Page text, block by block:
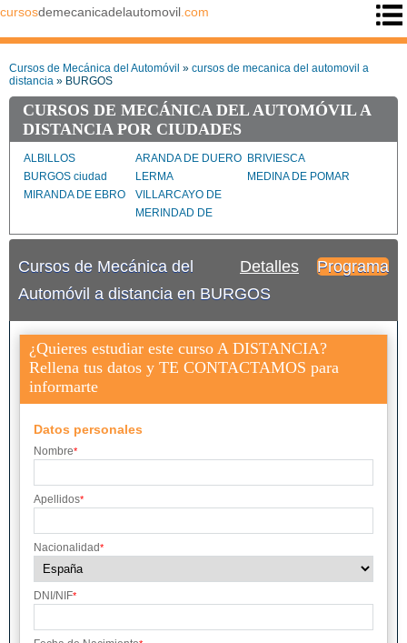
cursosdemecanicadelautomovil .com
Cursos de Mecánica del Automóvil » cursos de mecanica del automovil a
distancia » BURGOS
CURSOS DE MECÁNICA DEL AUTOMÓVIL A
DISTANCIA POR CIUDADES
ALBILLOS ARANDA DE DUERO BRIVIESCA
BURGOS ciudad
LERMA
MEDINA DE POMAR
MIRANDA DE EBRO
VILLARCAYO DE
MERINDAD DE
CASTILLA LA VIEJA
Detalles Programa
Cursos de Mecánica del
Automóvil a distancia en BURGOS
¿Quieres estudiar este curso A DISTANCIA?
Rellena tus datos y TE CONTACTAMOS para
informarte
Datos personales
Nombre*
Apellidos*
Nacionalidad*
DNI/NIF*